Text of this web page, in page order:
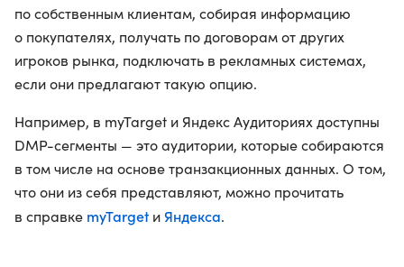
по собственным клиентам, собирая информацию
о покупателях, получать по договорам от других
игроков рынка, подключать в рекламных системах,
если они предлагают такую опцию.
Например, в myTarget и Яндекс Аудиториях доступны
DMP-сегменты — это аудитории, которые собираются
в том числе на основе транзакционных данных. О том,
что они из себя представляют, можно прочитать
в справке myTarget иЯндекса.